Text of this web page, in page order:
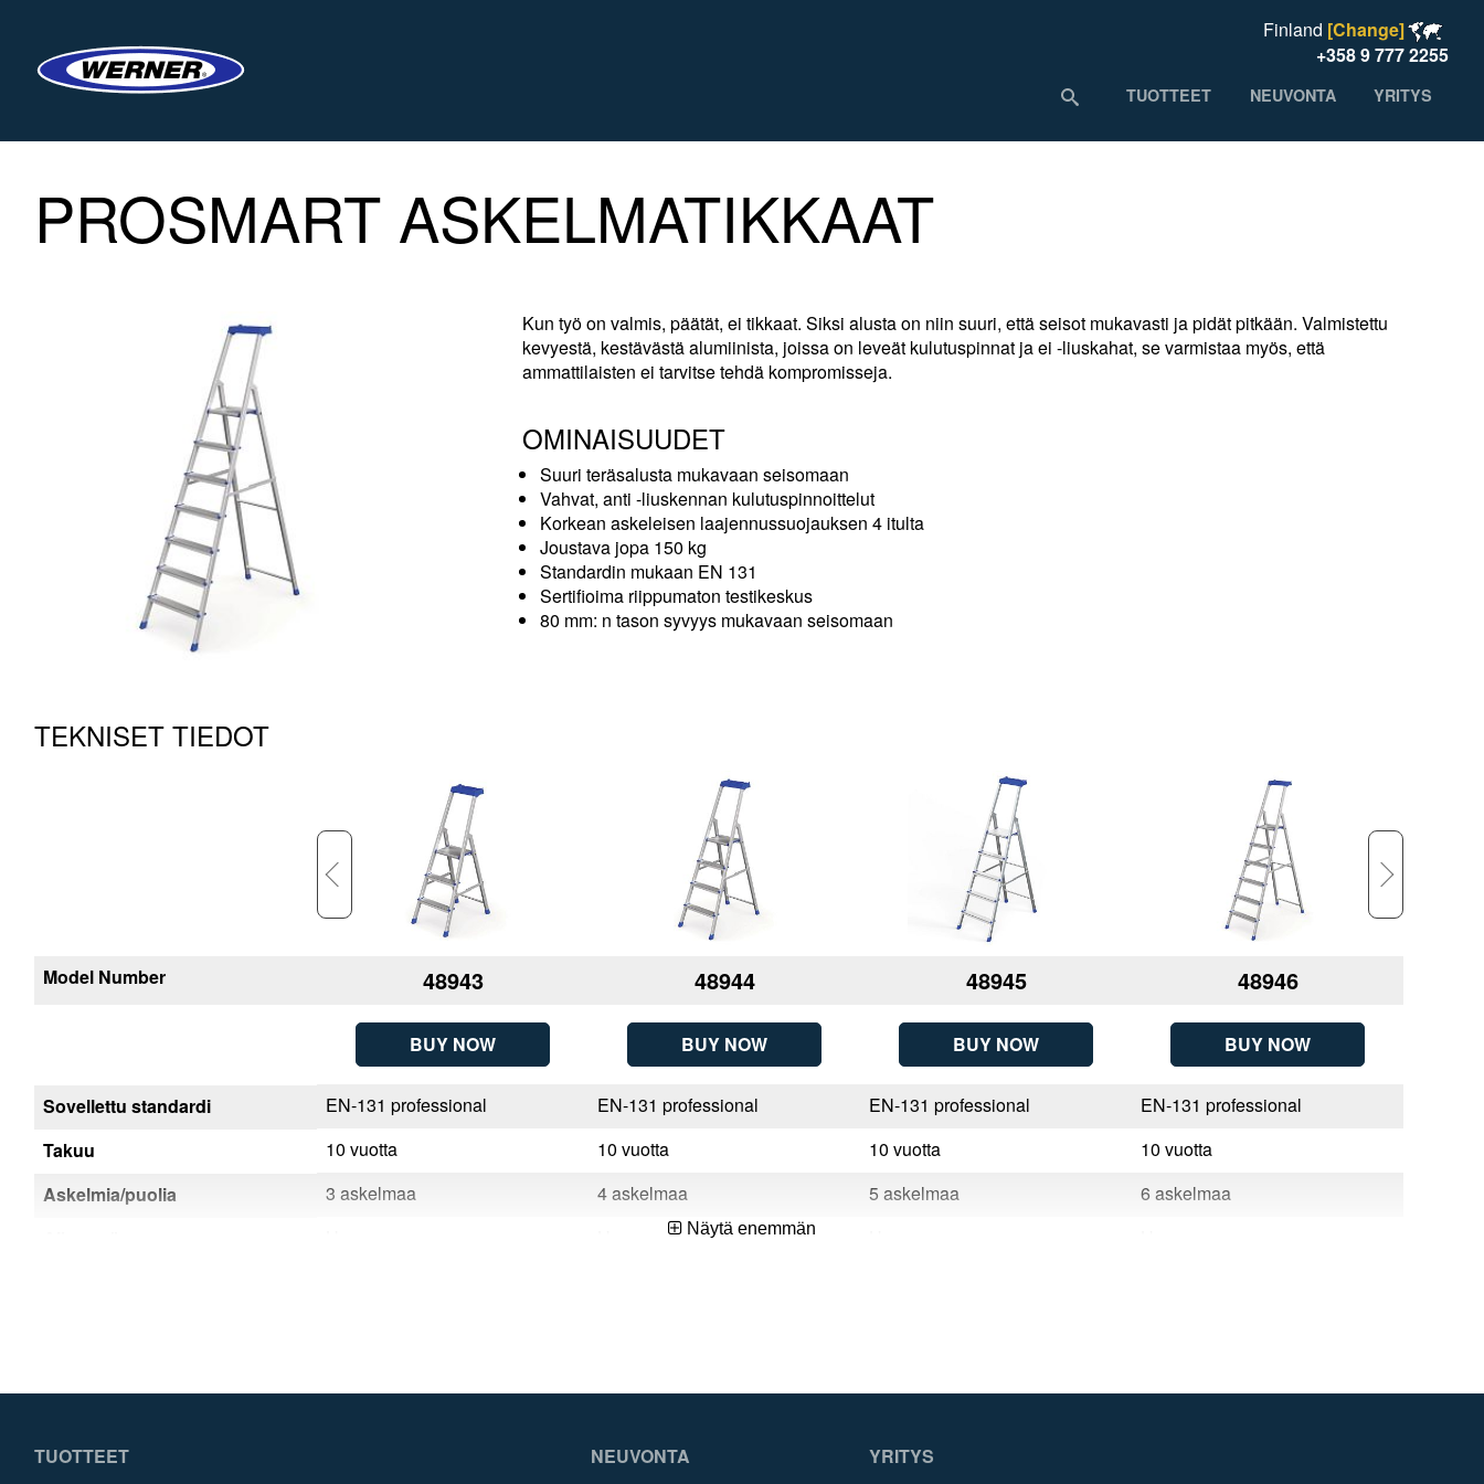
Finland [Change]
+358 9 777 2255
TUOTTEET NEUVONTA YRITYS
PROSMART ASKELMATIKKAAT
Kun työ on valmis, päätät, ei tikkaat. Siksi alusta on niin suuri, että seisot mukavasti ja pidät pitkään. Valmistettu
kevyestä, kestävästä alumiinista, joissa on leveät kulutuspinnat ja ei -liuskahat, se varmistaa myös, että
ammattilaisten ei tarvitse tehdä kompromisseja.
OMINAISUUDET
Suuri teräsalusta mukavaan seisomaan
Vahvat, anti -liuskennan kulutuspinnoittelut
Korkean askeleisen laajennussuojauksen 4 itulta
Joustava jopa 150 kg
Standardin mukaan EN 131
Sertifioima riippumaton testikeskus
80 mm: n tason syvyys mukavaan seisomaan
TEKNISET TIEDOT
Model Number
Sovellettu standardi
Takuu
Askelmia/puolia
48947
EN-131 professional
10 vuotta
7 askelmaa
48943
BUY NOW
EN-131 professional
10 vuotta
3 askelmaa
48944
BUY NOW
EN-131 professional
10 vuotta
4 askelmaa
48945
BUY NOW
EN-131 professional
10 vuotta
5 askelmaa
48946
BUY NOW
EN-131 professional
10 vuotta
6 askelmaa
Näytä enemmän
TUOTTEET NEUVONTA YRITYS